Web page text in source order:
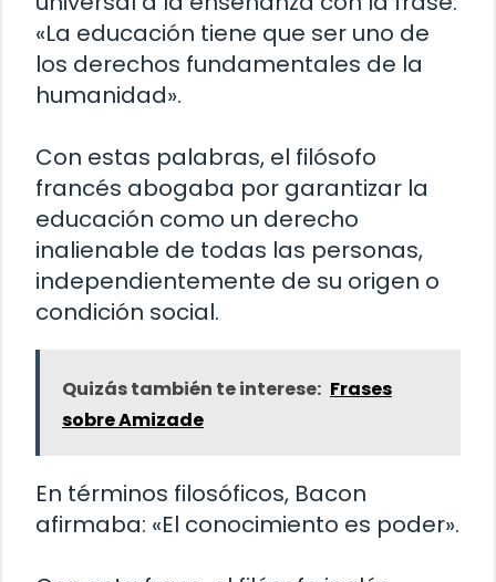
«La educación tiene que ser uno de
los derechos fundamentales de la
humanidad».
Con estas palabras, el filósofo
francés abogaba por garantizar la
educación como un derecho
inalienable de todas las personas,
independientemente de su origen o
condición social.
Quizás también te interese: Frases
sobre Amizade
En términos filosóficos, Bacon
afirmaba: «El conocimiento es poder».